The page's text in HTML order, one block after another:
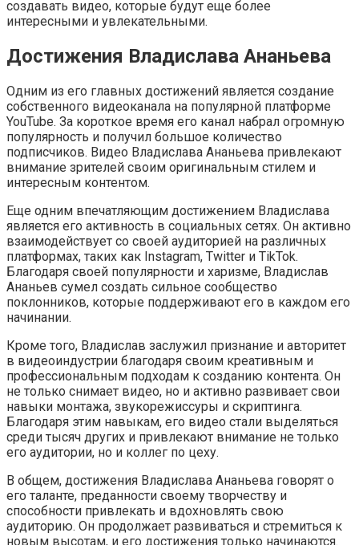
создавать видео, которые будут еще более
интересными и увлекательными.
Достижения Владислава Ананьева
Одним из его главных достижений является создание
собственного видеоканала на популярной платформе
YouTube. За короткое время его канал набрал огромную
популярность и получил большое количество
подписчиков. Видео Владислава Ананьева привлекают
внимание зрителей своим оригинальным стилем и
интересным контентом.
Еще одним впечатляющим достижением Владислава
является его активность в социальных сетях. Он активно
взаимодействует со своей аудиторией на различных
платформах, таких как Instagram, Twitter и TikTok.
Благодаря своей популярности и харизме, Владислав
Ананьев сумел создать сильное сообщество
поклонников, которые поддерживают его в каждом его
начинании.
Кроме того, Владислав заслужил признание и авторитет
в видеоиндустрии благодаря своим креативным и
профессиональным подходам к созданию контента. Он
не только снимает видео, но и активно развивает свои
навыки монтажа, звукорежиссуры и скриптинга.
Благодаря этим навыкам, его видео стали выделяться
среди тысяч других и привлекают внимание не только
его аудитории, но и коллег по цеху.
В общем, достижения Владислава Ананьева говорят о
его таланте, преданности своему творчеству и
способности привлекать и вдохновлять свою
аудиторию. Он продолжает развиваться и стремиться к
новым высотам, и его достижения только начинаются.